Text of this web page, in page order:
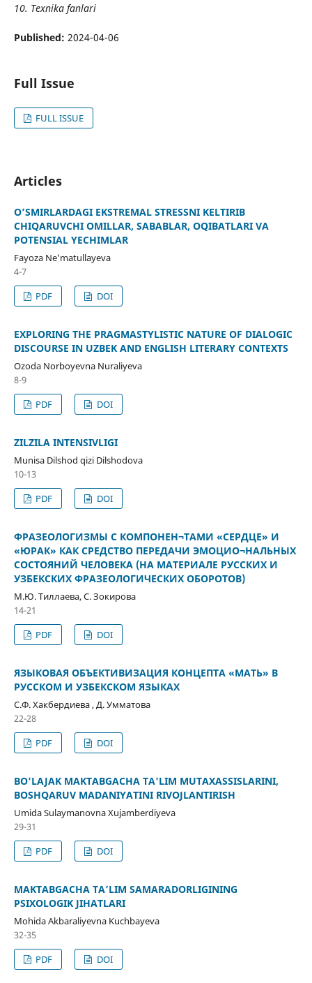
10. Texnika fanlari
Published: 2024-04-06
Full Issue
FULL ISSUE
Articles
O’SMIRLARDAGI EKSTREMAL STRESSNI KELTIRIB
CHIQARUVCHI OMILLAR, SABABLAR, OQIBATLARI VA
POTENSIAL YECHIMLAR
Fayoza Ne’matullayeva
4-7
PDF
DOI
EXPLORING THE PRAGMASTYLISTIC NATURE OF DIALOGIC
DISCOURSE IN UZBEK AND ENGLISH LITERARY CONTEXTS
Ozoda Norboyevna Nuraliyeva
8-9
PDF
DOI
ZILZILA INTENSIVLIGI
Munisa Dilshod qizi Dilshodova
10-13
PDF
DOI
ФРАЗЕОЛОГИЗМЫ С КОМПОНЕН¬ТАМИ «СЕРДЦЕ» И
«ЮРАК» КАК СРЕДСТВО ПЕРЕДАЧИ ЭМОЦИО¬НАЛЬНЫХ
СОСТОЯНИЙ ЧЕЛОВЕКА (НА МАТЕРИАЛЕ РУССКИХ И
УЗБЕКСКИХ ФРАЗЕОЛОГИЧЕСКИХ ОБОРОТОВ)
М.Ю. Тиллаева, C. Зокирова
14-21
PDF
DOI
ЯЗЫКОВАЯ ОБЪЕКТИВИЗАЦИЯ КОНЦЕПТА «МАТЬ» В
РУССКОМ И УЗБЕКСКОМ ЯЗЫКАХ
С.Ф. Хакбердиева , Д. Умматова
22-28
PDF
DOI
BO'LAJAK MAKTABGACHA TA'LIM MUTAXASSISLARINI,
BOSHQARUV MADANIYATINI RIVOJLANTIRISH
Umida Sulaymanovna Xujamberdiyeva
29-31
PDF
DOI
MAKTABGACHA TA’LIM SAMARADORLIGINING
PSIXOLOGIK JIHATLARI
Mohida Akbaraliyevna Kuchbayeva
32-35
PDF
DOI